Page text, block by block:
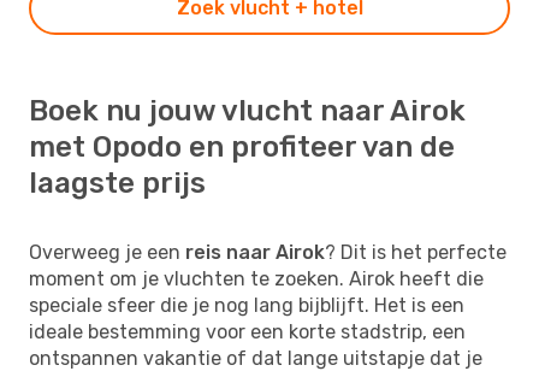
Zoek vlucht + hotel
Boek nu jouw vlucht naar Airok
met Opodo en profiteer van de
laagste prijs
Overweeg je een reis naar Airok? Dit is het perfecte
moment om je vluchten te zoeken. Airok heeft die
speciale sfeer die je nog lang bijblijft. Het is een
ideale bestemming voor een korte stadstrip, een
ontspannen vakantie of dat lange uitstapje dat je